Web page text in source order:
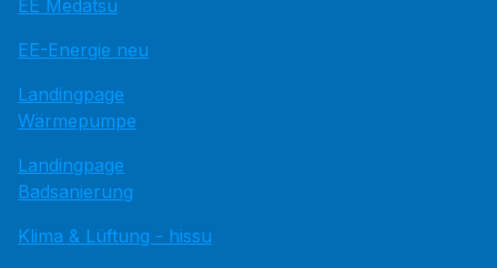
EE Medatsu
EE-Energie neu
Landingpage
Wärmepumpe
Landingpage
Badsanierung
Klima & Lüftung - hissu